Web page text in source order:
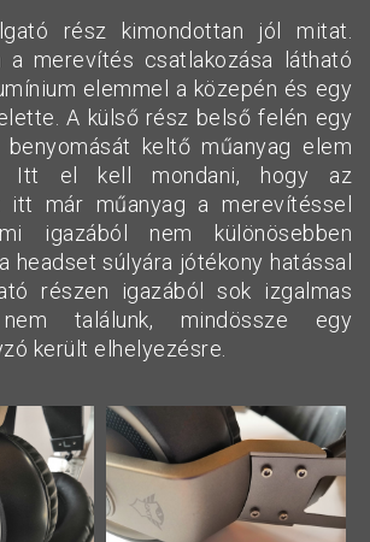
rész kimondottan jól mitat.
a merevítés csatlakozása látható
elemmel a közepén és egy
A külső rész belső felén egy
keltő műanyag elem
Itt el kell mondani, hogy az
itt már műanyag a merevítéssel
igazából nem különösebben
headset súlyára jótékony hatással
részen igazából sok izgalmas
találunk, mindössze egy
került elhelyezésre.